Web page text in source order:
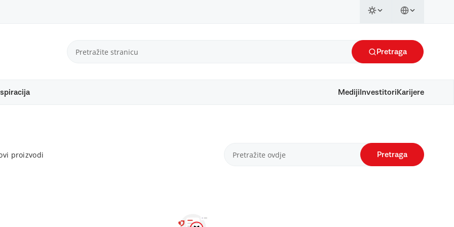
Pretraga
Mediji Investitori Karijere
proizvodi Pretraga